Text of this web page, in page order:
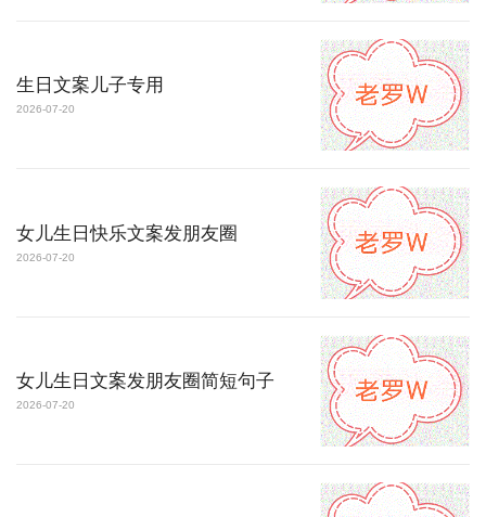
生日文案儿子专用
2026-07-20
女儿生日快乐文案发朋友圈
2026-07-20
女儿生日文案发朋友圈简短句子
2026-07-20